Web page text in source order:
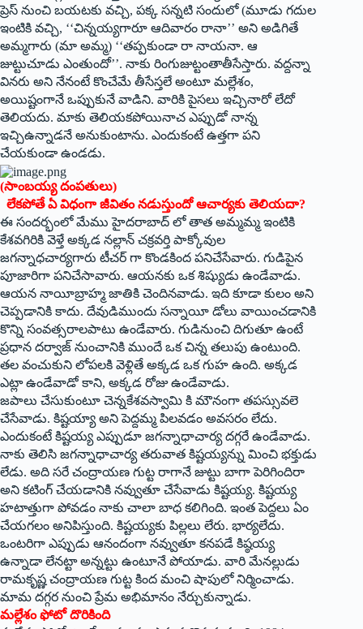
ప్రెస్‌ ‌నుంచి బయటకు వచ్చి, పక్క సన్నటి సందులో (మూడు గదుల
ఇంటికి వచ్చి, ‘‘చిన్నయ్యగారూ ఆదివారం రానా’’ అని అడిగితే
అమ్మగారు (మా అమ్మ) ‘‘తప్పకుండా రా నాయనా. ఆ
జుట్టుచూడు ఎంతుందో’’. నాకు రింగుజుట్టంతాతీసేస్తారు. వద్దన్నా
వినరు అని నేనంటే కొంచేమే తీసేస్తలే అంటూ మల్లేశం,
అయిష్టంగానే ఒప్పుకునే వాడిని. వారికి పైసలు ఇచ్చినారో లేదో
తెలియదు. మాకు తెలియకపోయినాచ ఎప్పుడో నాన్న
ఇచ్చిఉన్నాడనే అనుకుంటాను. ఎందుకంటే ఉత్తగా పని
చేయకుండా ఉండడు.
(‌సాంబయ్య దంపతులు)
లేకపోతే ఏ విధంగా జీవితం నడుస్తుందో ఆచార్యకు తెలియదా?
ఈ సందర్భంలో మేము హైదరాబాద్‌ ‌లో తాత అమ్మమ్మ ఇంటికి
కేశవగిరికి వెళ్తే అక్కడ నల్లాన్‌ ‌చక్రవర్తి పాక్కోవుల
జగన్నాధచార్యగారు టీచర్‌ ‌గా కొండకింద పనిచేసేవారు. గుడిపైన
పూజారిగా పనిచేసావారు. ఆయనకు ఒక శిష్యుడు ఉండేవాడు.
ఆయన నాయీబ్రాహ్మ జాతికి చెందినవాడు. ఇది కూడా కులం అని
చెప్పడానికి కాదు. దేవుడిముందు సన్నాయీ డోలు వాయించడానికి
కొన్ని సంవత్సరాలపాటు ఉండేవారు. గుడినుంచి దిగుతూ ఉంటే
ప్రధాన దర్వాజ్‌ ‌నుంచానికి ముందే ఒక చిన్న తలుపు ఉంటుంది.
తల వంచుకుని లోపలకి వెళ్లితే అక్కడ ఒక గుహ ఉంది. అక్కడ
ఎట్లా ఉండేవాడో కాని, అక్కడ రోజు ఉండేవాడు.
జపాలు చేసుకుంటూ చెన్నకేశవస్వామి కి మౌనంగా తపస్సువలె
చేసేవాడు. కిష్టయ్యా అని పెద్దమ్మ పిలవడం అవసరం లేదు.
ఎందుకంటే కిష్టయ్య ఎప్పుడూ జగన్నాధాచార్య దగ్గరే ఉండేవాడు.
నాకు తెలిసి జగన్నాధాచార్య తరువాత కిష్టయ్యన్ను మించి భక్తుడు
లేడు. అది సరే చంద్రాయణ గుట్ట రాగానే జుట్టు బాగా పెరిగిందిరా
అని కటింగ్‌ ‌చేయడానికి నవ్వుతూ చేసేవాడు కిష్టయ్య. కిష్టయ్య
హటాత్తుగా పోవడం నాకు చాలా బాధ కలిగింది. ఇంత పెద్దలు ఏం
చేయగలం అనిపిస్తుంది. కిష్టయ్యకు పిల్లలు లేరు. భార్యలేదు.
ఒంటరిగా ఎప్పుడు ఆనందంగా నవ్వుతూ కనపడే కిష్ఠయ్య
ఉన్నాడా లేనట్టా అన్నట్టు ఉంటూనే పోయాడు. వారి మేనల్లుడు
రామకృష్ణ చంద్రాయణ గుట్ట కింద మంచి షాపులో నిర్మించాడు.
మామ దగ్గర నుంచి ప్రేమ అభిమానం నేర్చుకున్నాడు.
మల్లేశం ఫోటో దొరికింది